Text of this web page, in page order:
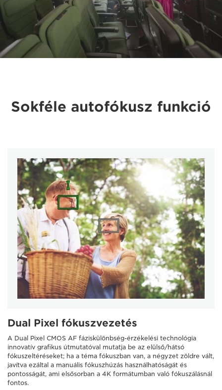
Sokféle autofókusz funkció
Dual Pixel fókuszvezetés
A Dual Pixel CMOS AF fáziskülönbség-érzékelési technológia
innovatív grafikus útmutatóval mutatja be az elülső/hátsó
fókuszeltéréseket; ha a téma fókuszban van, a négyzet zöldre vált,
javítva ezáltal a manuális fókuszhúzás használhatóságát és
pontosságát, ami elsősorban a 4K formátumban való fókuszálásnál
fontos.